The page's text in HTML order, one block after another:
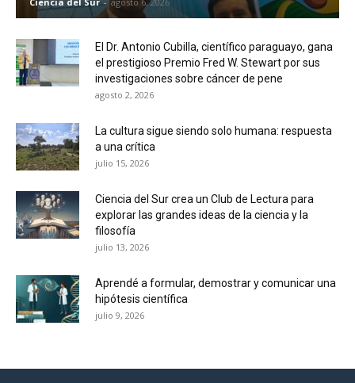
El Dr. Antonio Cubilla, científico paraguayo, gana
el prestigioso Premio Fred W. Stewart por sus
investigaciones sobre cáncer de pene
agosto 2, 2026
La cultura sigue siendo solo humana: respuesta
a una crítica
julio 15, 2026
Ciencia del Sur crea un Club de Lectura para
explorar las grandes ideas de la ciencia y la
filosofía
julio 13, 2026
Aprendé a formular, demostrar y comunicar una
hipótesis científica
julio 9, 2026